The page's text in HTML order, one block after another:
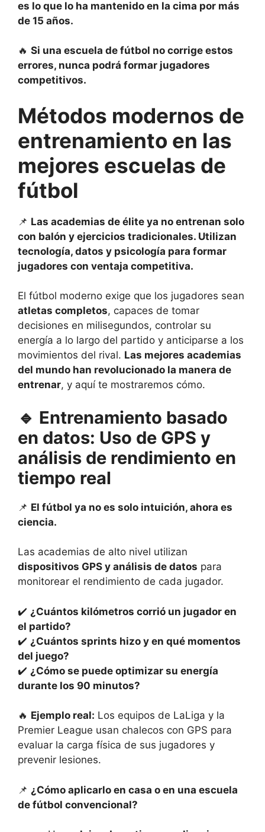
es lo que lo ha mantenido en la cima por más
de 15 años.
🔥 Si una escuela de fútbol no corrige estos
errores, nunca podrá formar jugadores
competitivos.
Métodos modernos de
entrenamiento en las
mejores escuelas de
fútbol
📌 Las academias de élite ya no entrenan solo
con balón y ejercicios tradicionales. Utilizan
tecnología, datos y psicología para formar
jugadores con ventaja competitiva.
El fútbol moderno exige que los jugadores sean
atletas completos, capaces de tomar
decisiones en milisegundos, controlar su
energía a lo largo del partido y anticiparse a los
movimientos del rival. Las mejores academias
del mundo han revolucionado la manera de
entrenar, y aquí te mostraremos cómo.
🔹 Entrenamiento basado
en datos: Uso de GPS y
análisis de rendimiento en
tiempo real
📌 El fútbol ya no es solo intuición, ahora es
ciencia.
Las academias de alto nivel utilizan
dispositivos GPS y análisis de datos para
monitorear el rendimiento de cada jugador.
✔️ ¿Cuántos kilómetros corrió un jugador en
el partido?
✔️ ¿Cuántos sprints hizo y en qué momentos
del juego?
✔️ ¿Cómo se puede optimizar su energía
durante los 90 minutos?
🔥 Ejemplo real: Los equipos de LaLiga y la
Premier League usan chalecos con GPS para
evaluar la carga física de sus jugadores y
prevenir lesiones.
📌 ¿Cómo aplicarlo en casa o en una escuela
de fútbol convencional?